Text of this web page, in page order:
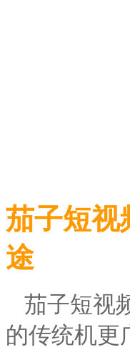
茄子短视
途
茄子短视
的传统机更